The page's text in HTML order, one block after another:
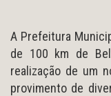
A Prefeitura
de 100 km de
realização de um
provimento de